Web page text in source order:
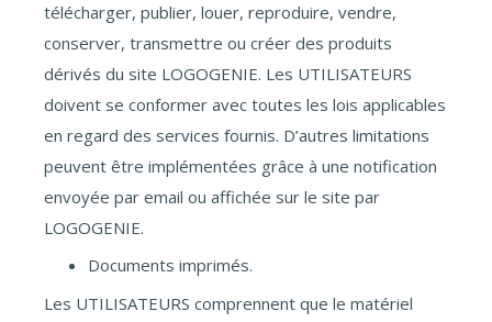
télécharger, publier, louer, reproduire, vendre,
conserver, transmettre ou créer des produits
dérivés du site LOGOGENIE. Les UTILISATEURS
doivent se conformer avec toutes les lois applicables
en regard des services fournis. D’autres limitations
peuvent être implémentées grâce à une notification
envoyée par email ou affichée sur le site par
LOGOGENIE.
Documents imprimés.
Les UTILISATEURS comprennent que le matériel